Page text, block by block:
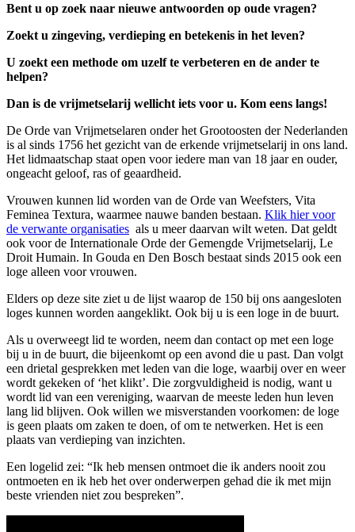
Bent u op zoek naar nieuwe antwoorden op oude vragen?
Zoekt u zingeving, verdieping en betekenis in het leven?
U zoekt een methode om uzelf te verbeteren en de ander te
helpen?
Dan is de vrijmetselarij wellicht iets voor u. Kom eens langs!
De Orde van Vrijmetselaren onder het Grootoosten der Nederlanden
is al sinds 1756 het gezicht van de erkende vrijmetselarij in ons land.
Het lidmaatschap staat open voor iedere man van 18 jaar en ouder,
ongeacht geloof, ras of geaardheid.
Vrouwen kunnen lid worden van de Orde van Weefsters, Vita
Feminea Textura, waarmee nauwe banden bestaan. Klik hier voor
de verwante organisaties als u meer daarvan wilt weten. Dat geldt
ook voor de Internationale Orde der Gemengde Vrijmetselarij, Le
Droit Humain. In Gouda en Den Bosch bestaat sinds 2015 ook een
loge alleen voor vrouwen.
Elders op deze site ziet u de lijst waarop de 150 bij ons aangesloten
loges kunnen worden aangeklikt. Ook bij u is een loge in de buurt.
Als u overweegt lid te worden, neem dan contact op met een loge
bij u in de buurt, die bijeenkomt op een avond die u past. Dan volgt
een drietal gesprekken met leden van die loge, waarbij over en weer
wordt gekeken of ‘het klikt’. Die zorgvuldigheid is nodig, want u
wordt lid van een vereniging, waarvan de meeste leden hun leven
lang lid blijven. Ook willen we misverstanden voorkomen: de loge
is geen plaats om zaken te doen, of om te netwerken. Het is een
plaats van verdieping van inzichten.
Een logelid zei: “Ik heb mensen ontmoet die ik anders nooit zou
ontmoeten en ik heb het over onderwerpen gehad die ik met mijn
beste vrienden niet zou bespreken”.